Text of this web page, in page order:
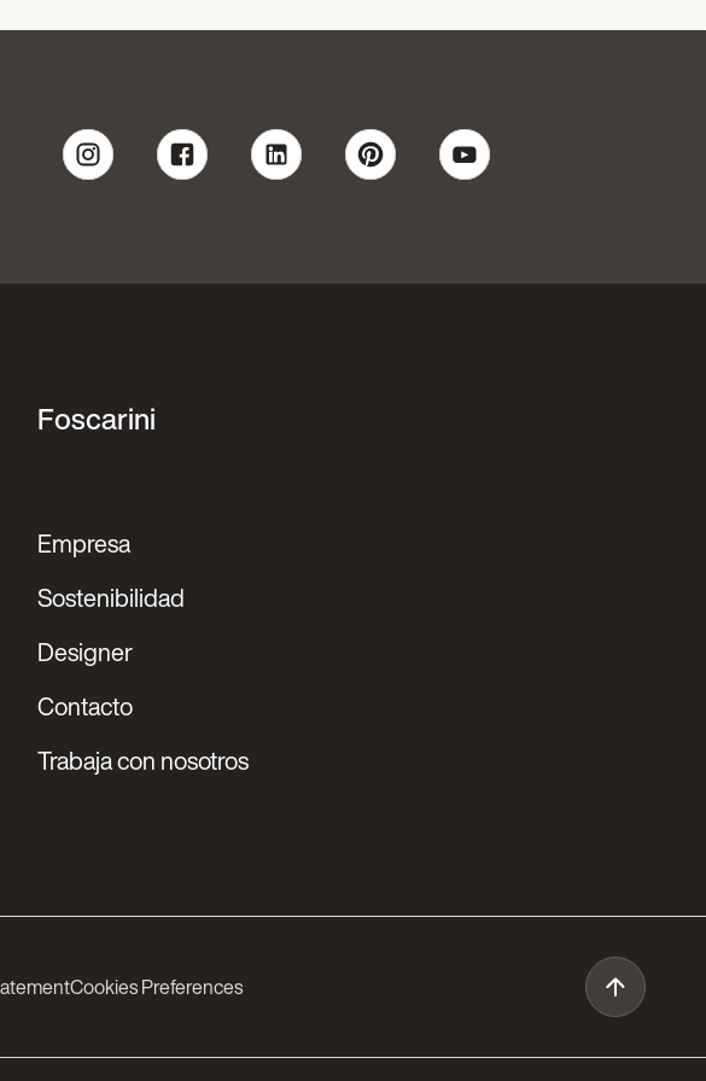
Foscarini
Empresa
Sostenibilidad
Designer
Contacto
Trabaja con nosotros
Cookies Preferences